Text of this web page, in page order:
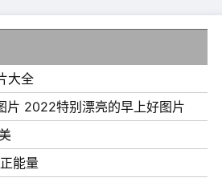
大全
片 2022特别漂亮的早上好图片
能量